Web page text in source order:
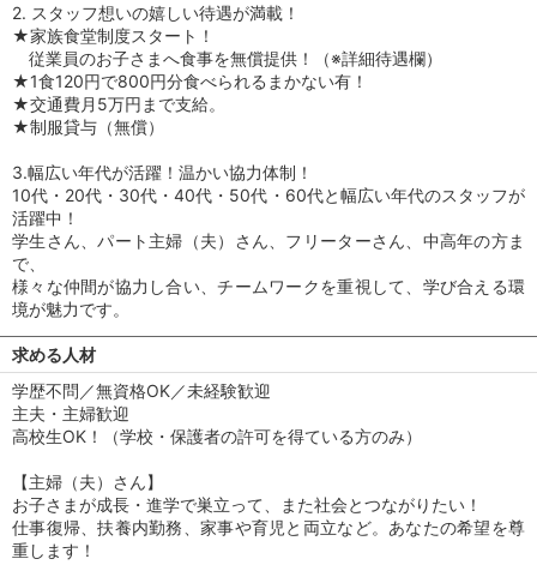
2. スタッフ想いの嬉しい待遇が満載！
★家族食堂制度スタート！
従業員のお子さまへ食事を無償提供！（※詳細待遇欄）
★1食120円で800円分食べられるまかない有！
★交通費月5万円まで支給。
★制服貸与（無償）
3.幅広い年代が活躍！温かい協力体制！
10代・20代・30代・40代・50代・60代と幅広い年代のスタッフが
活躍中！
学生さん、パート主婦（夫）さん、フリーターさん、中高年の方ま
で、
様々な仲間が協力し合い、チームワークを重視して、学び合える環
境が魅力です。
求める人材
学歴不問／無資格OK／未経験歓迎
主夫・主婦歓迎
高校生OK！（学校・保護者の許可を得ている方のみ）
【主婦（夫）さん】
お子さまが成長・進学で巣立って、また社会とつながりたい！
仕事復帰、扶養内勤務、家事や育児と両立など。あなたの希望を尊
重します！